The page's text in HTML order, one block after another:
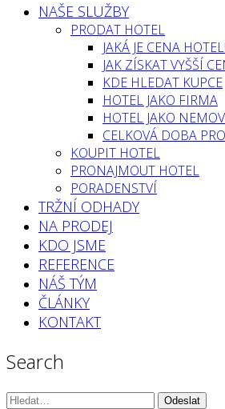
NAŠE SLUŽBY
PRODAT HOTEL
JAKÁ JE CENA
JAK ZÍSKAT VYŠŠÍ
KDE HLEDAT KUPCE
HOTEL JAKO FIRMA
HOTEL JAKO
CELKOVÁ DOBA
KOUPIT HOTEL
PRONAJMOUT HOTEL
PORADENSTVÍ
TRŽNÍ ODHADY
NA PRODEJ
KDO JSME
REFERENCE
NÁŠ TÝM
ČLÁNKY
KONTAKT
Search
Vyhledávání: